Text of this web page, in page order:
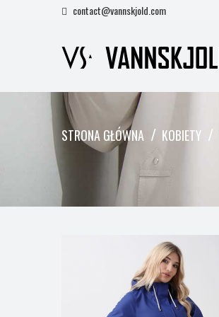
contact@vannskjold.com
STRONA GŁÓWNA KOBIETY